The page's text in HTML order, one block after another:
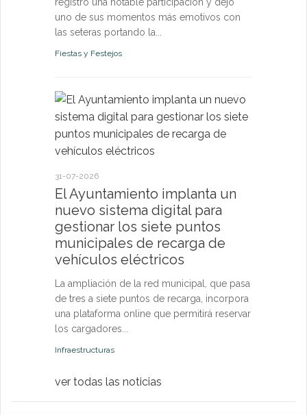
uno de sus momentos más emotivos con
las seteras portando la...
Fiestas y Festejos
31-07-2026
El Ayuntamiento implanta un
nuevo sistema digital para
gestionar los siete puntos
municipales de recarga de
vehículos eléctricos
La ampliación de la red municipal, que pasa
de tres a siete puntos de recarga, incorpora
una plataforma online que permitirá reservar
los cargadores...
Infraestructuras
ver todas las noticias